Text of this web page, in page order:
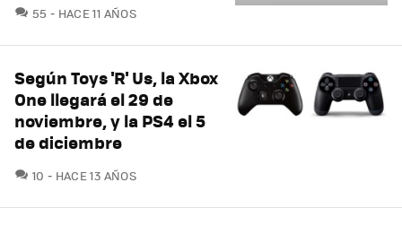
55 COMENTARIOS
HACE 11 AÑOS
Según Toys 'R' Us, la Xbox
One llegará el 29 de
noviembre, y la PS4 el 5
de diciembre
10 COMENTARIOS
HACE 13 AÑOS